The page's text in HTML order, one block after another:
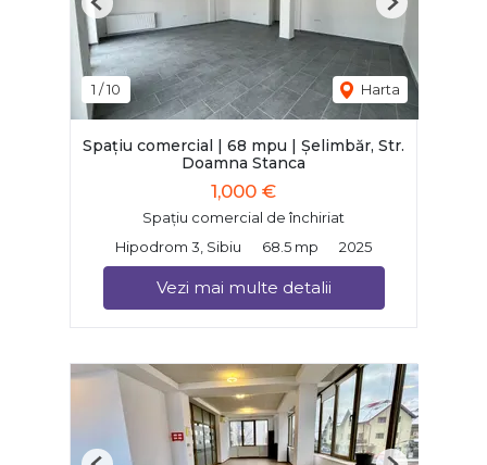
1 /10 Harta
Previous Next
Spațiu comercial | 68 mpu | Șelimbăr, Str.
Doamna Stanca
1,000 €
Spațiu comercial de închiriat
Hipodrom 3, Sibiu
68.5 mp 2025
Vezi mai multe detalii